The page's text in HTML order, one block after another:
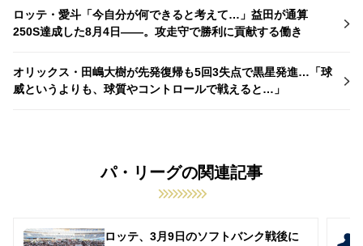
ロッテ・愛斗「今自分が何できると考えて…」益田が通算
250S達成した8月4日――。攻走守で勝利に貢献する働き
オリックス・田嶋大樹が先発復帰も5回3失点で黒星発進…「球
威というよりも、球質やコントロールで戦えると…」
パ・リーグの関連記事
ロッテ、3月9日のソフトバンク戦後に